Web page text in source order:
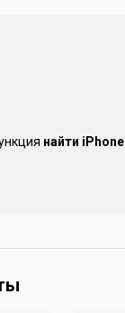
найти iPhone